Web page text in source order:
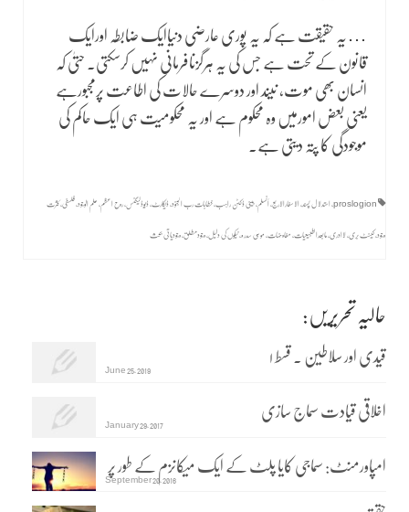
…یہ حقیقت ہے کہ یہ پوری عارضی دنیاایک ضابطہ اورایک
قانون کے تحت ہے جس کی یہ ہرگزنافرمانی نہیں کرسکتی۔ حتیٰ کہ
انسان بھی موت، نیند اور دوسرے حالات کی اطاعت پرمجبورہے
یعنی بعض امورمیں وہ محکوم ہے اور یہ محکومیت ہی ایک حاکم کی
موجودگی کا پتہ دیتی ہے۔
proslogion
, استدلال پسند , الاسفارالاربع, اَنسلم ,بینی ڈکٹن راہب,خطابات رب الجنود, ڈیکارٹ, ڈیوڈلیگنس ,روح اعظم , علم الوجود, فلسفی, کثرت
وجود,کینٹ بری, لاادری,مابعدالطبیعیات, مفاوضات, موسیٰ سدرہ,نیکوں کی دلیل,وجودمطلق,وجودیاتی بحث
حالیہ تحریریں:
قیدی اور سلاطین ۔ قسط ۱
June 25, 2019
اخلاقی قیادت سماج سازی
January 29, 2017
امپاورمنٹ: سماجی کایا پلٹ کے ایک میکانزم کے طور پر
September 20, 2016